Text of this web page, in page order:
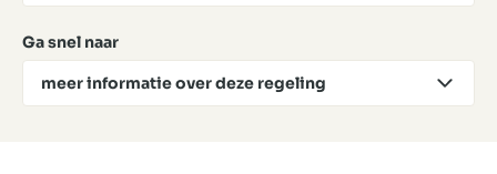
Ga snel naar
meer informatie over deze regeling